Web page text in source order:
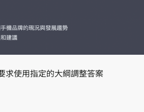
求使用指定的大綱調整答案